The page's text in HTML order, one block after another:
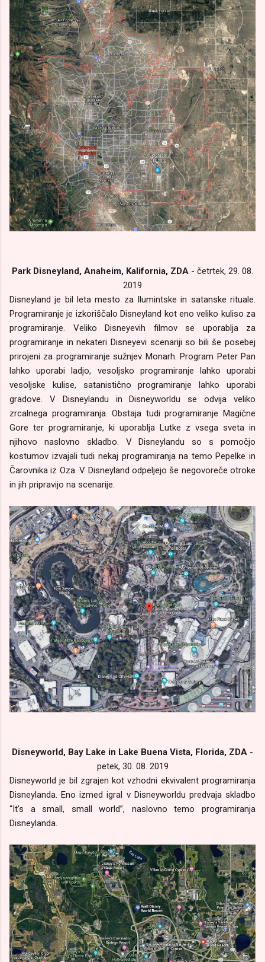
Park Disneyland, Anaheim, Kalifornia, ZDA - četrtek, 29. 08.
2019
Disneyland je bil leta mesto za Ilumintske in satanske rituale.
Programiranje je izkoriščalo Disneyland kot eno veliko kuliso za
programiranje. Veliko Disneyevih filmov se uporablja za
programiranje in nekateri Disneyevi scenariji so bili še posebej
prirojeni za programiranje sužnjev Monarh. Program Peter Pan
lahko uporabi ladjo, vesoljsko programiranje lahko uporabi
vesoljske kulise, satanistično programiranje lahko uporabi
gradove. V Disneylandu in Disneyworldu se odvija veliko
zrcalnega programiranja. Obstaja tudi programiranje Magične
Gore ter programiranje, ki uporablja Lutke z vsega sveta in
njihovo naslovno skladbo. V Disneylandu so s pomočjo
kostumov izvajali tudi nekaj programiranja na temo Pepelke in
Čarovnika iz Oza. V Disneyland odpeljejo še negovoreče otroke
in jih pripravijo na scenarije.
Disneyworld, Bay Lake in Lake Buena Vista, Florida, ZDA -
petek, 30. 08. 2019
Disneyworld je bil zgrajen kot vzhodni ekvivalent programiranja
Disneylanda. Eno izmed igral v Disneyworldu predvaja skladbo
“It’s a small, small world”, naslovno temo programiranja
Disneylanda.